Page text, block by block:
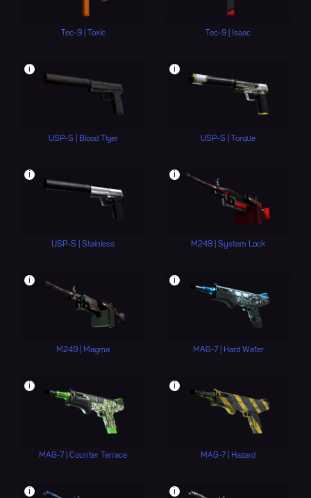
Tec-9 | Toxic Tec-9 | Isaac
i
USP-S | Blood Tiger
i
USP-S | Torque
i
USP-S | Stainless
i
M249 | System Lock
i
M249 | Magma
i
MAG-7 | Hard Water
i
MAG-7 | Counter Terrace
i
MAG-7 | Hazard
i i